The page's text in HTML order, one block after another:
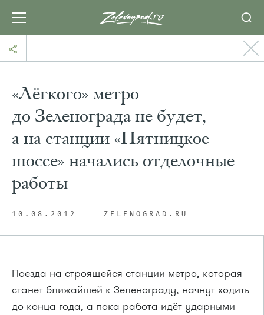
«Лёгкого» метро
до Зеленограда не будет,
а на станции «Пятницкое
шоссе» начались отделочные
работы
10.08.2012 ZELENOGRAD.RU
Поезда на строящейся станции метро, которая
станет ближайшей к Зеленограду, начнут ходить
до конца года, а пока работа идёт ударными